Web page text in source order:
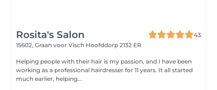
Rosita's Salon
43
15602, Graan voor Visch Hoofddorp 2132 ER
Helping people with their hair is my passion, and I have been
working as a professional hairdresser for 11 years. It all started
much earlier, helping...